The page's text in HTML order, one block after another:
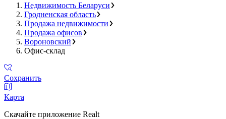
Недвижимость Беларуси
Гродненская область
Продажа недвижимости
Продажа офисов
Вороновский
Офис-склад
Сохранить
Карта
Скачайте приложение Realt